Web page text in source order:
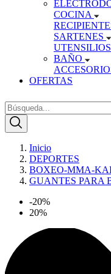
COCINA
SARTENES
UTENSILIOS
BAÑO
OFERTAS
Inicio
DEPORTES
BOXEO-MMA-
GUANTES PARA
-20%
20%